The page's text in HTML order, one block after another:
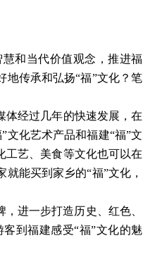
慧和当代价值观念，推进福
地传承和弘扬“福”文化？笔
体经过几年的快速发展，在
文化艺术产品和福建“福”文
工艺、美食等文化也可以在
就能买到家乡的“福”文化 ，
，进一步打造历史、红色、
客到福建感受“福”文化的魅